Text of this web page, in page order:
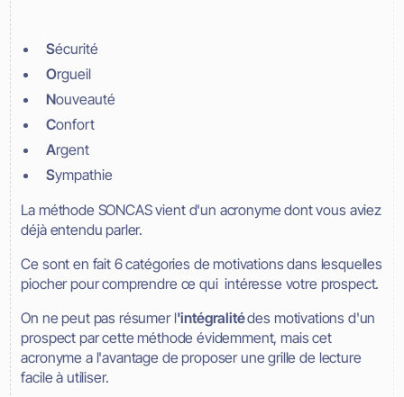
Sécurité
Orgueil
Nouveauté
Confort
Argent
Sympathie
La méthode SONCAS vient d'un acronyme dont vous aviez
déjà entendu parler.
Ce sont en fait 6 catégories de motivations dans lesquelles
piocher pour comprendre ce qui intéresse votre prospect.
On ne peut pas résumer l'intégralitédes motivations d'un
prospect par cette méthode évidemment, mais cet
acronyme a l'avantage de proposer une grille de lecture
facile à utiliser.